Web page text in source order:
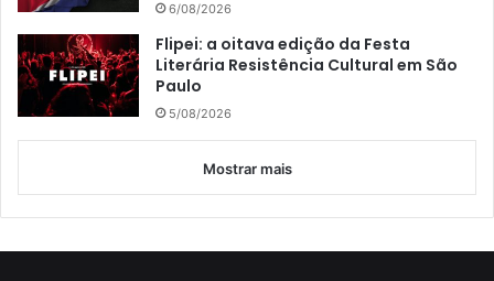
6/08/2026
Flipei: a oitava edição da Festa
Literária Resistência Cultural em São
Paulo
5/08/2026
Mostrar mais